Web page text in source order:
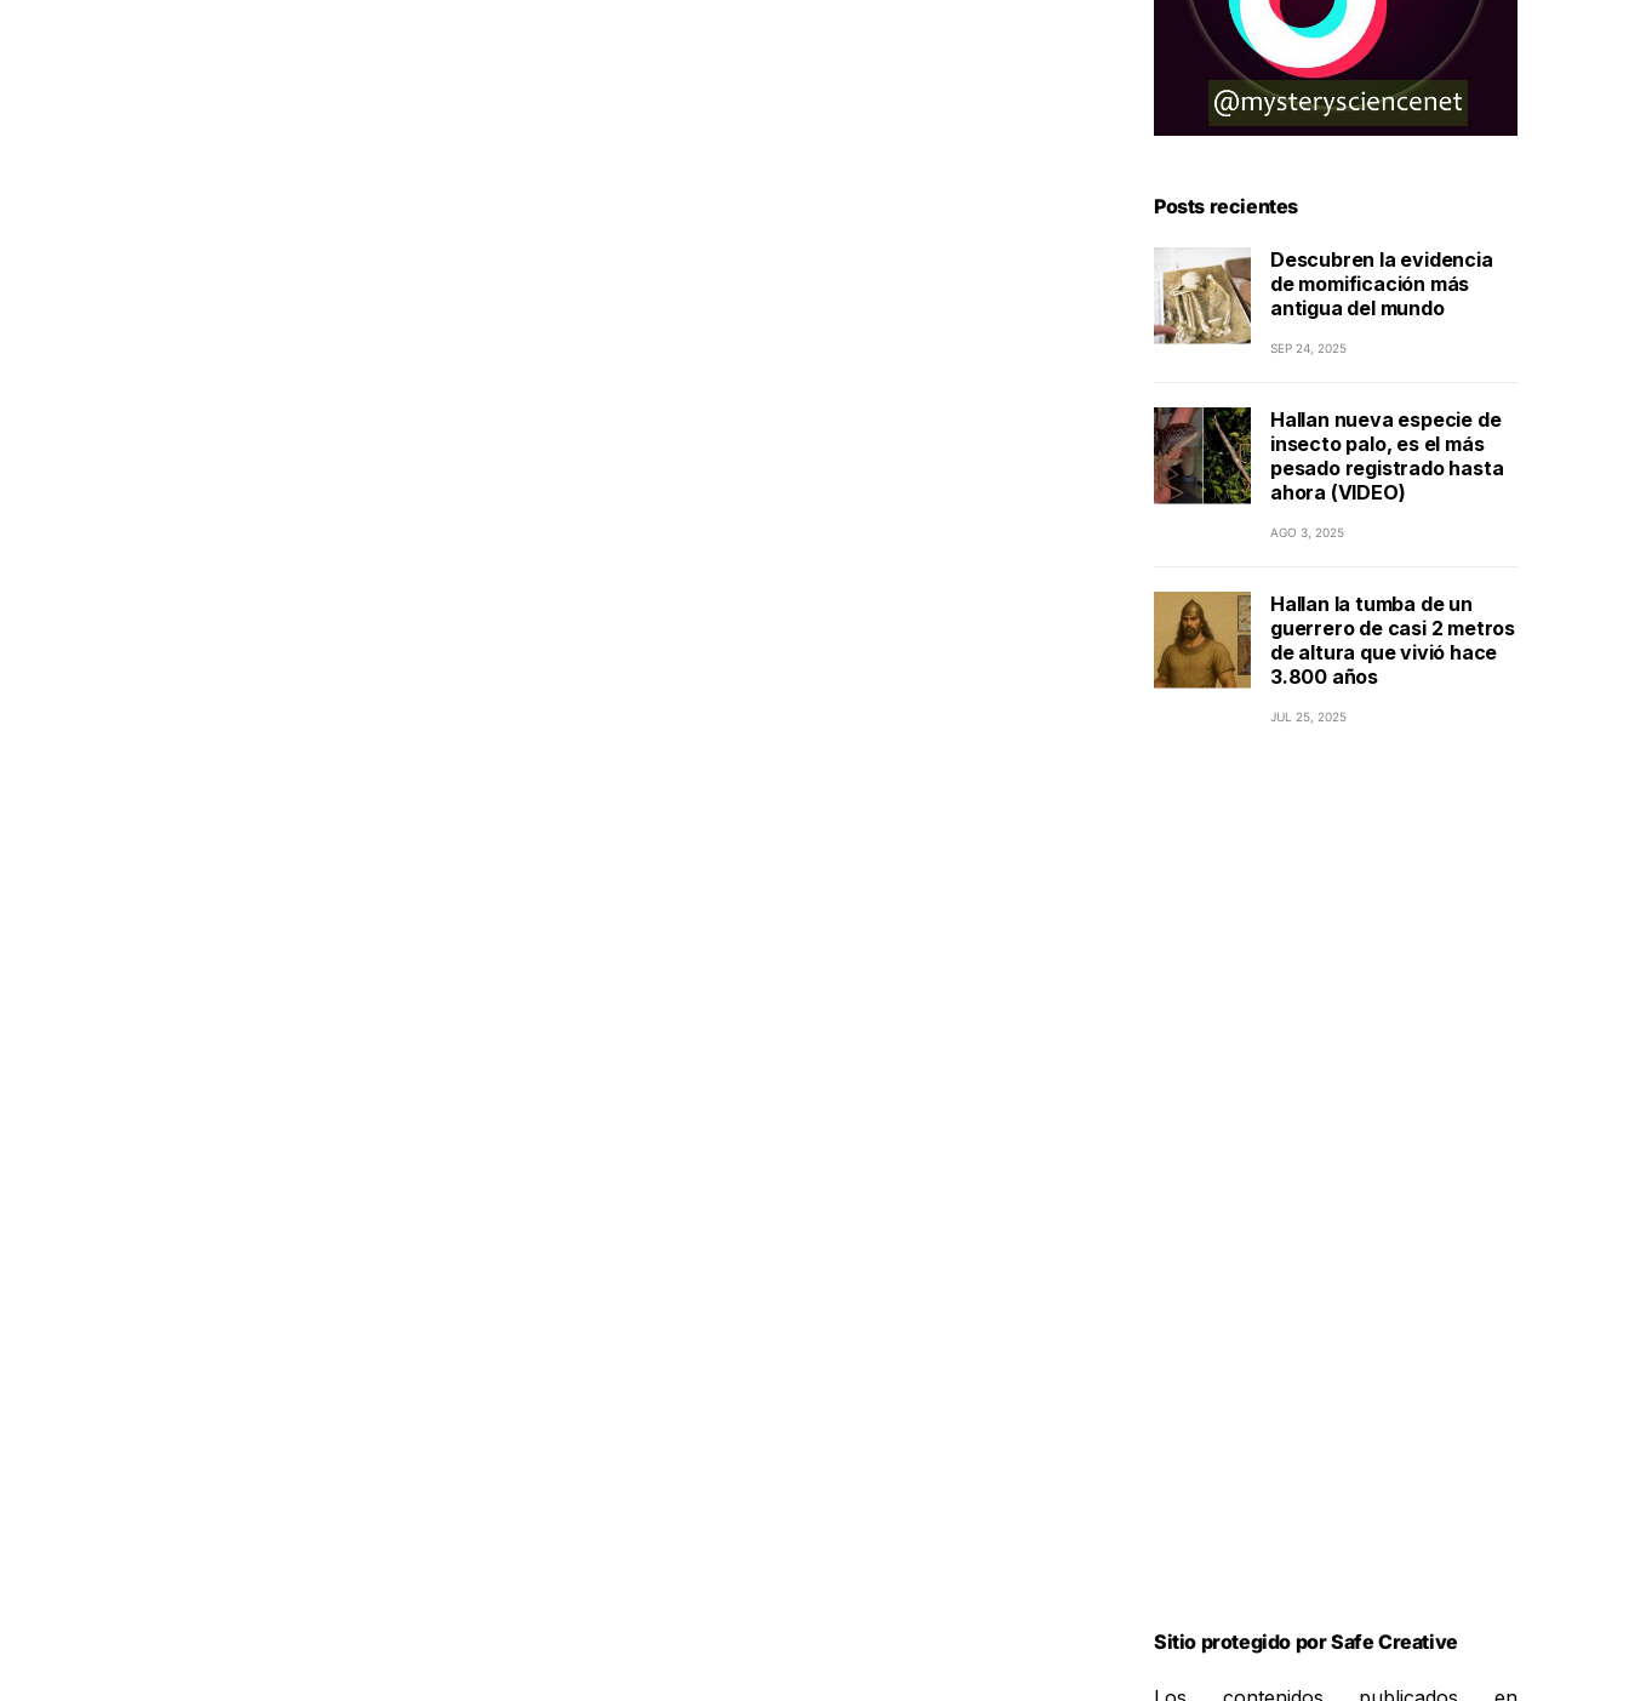
Posts recientes
Descubren la evidencia
de momificación más
antigua del mundo
SEP 24, 2025
Hallan nueva especie de
insecto palo, es el más
pesado registrado hasta
ahora (VIDEO)
AGO 3, 2025
Hallan la tumba de un
guerrero de casi 2 metros
de altura que vivió hace
3.800 años
JUL 25, 2025
Sitio protegido por Safe Creative